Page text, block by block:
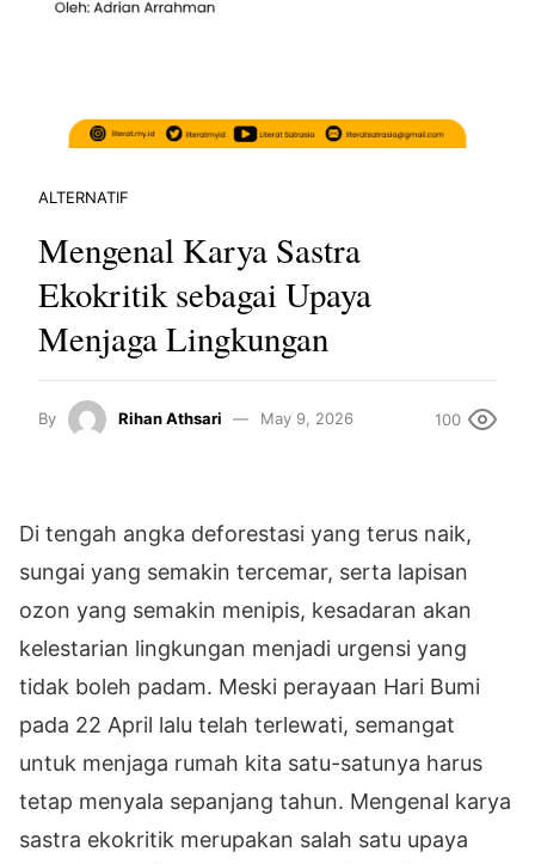
ALTERNATIF
Mengenal Karya Sastra
Ekokritik sebagai Upaya
Menjaga Lingkungan
By Rihan Athsari May 9, 2026 100
Di tengah angka deforestasi yang terus naik,
sungai yang semakin tercemar, serta lapisan
ozon yang semakin menipis, kesadaran akan
kelestarian lingkungan menjadi urgensi yang
tidak boleh padam. Meski perayaan Hari Bumi
pada 22 April lalu telah terlewati, semangat
untuk menjaga rumah kita satu-satunya harus
tetap menyala sepanjang tahun. Mengenal karya
sastra ekokritik merupakan salah satu upaya